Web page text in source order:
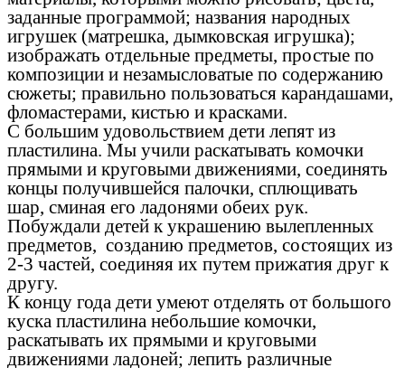
заданные программой; названия народных
игрушек (матрешка, дымковская игрушка);
изображать отдельные предметы, простые по
композиции и незамысловатые по содержанию
сюжеты; правильно пользоваться карандашами,
фломастерами, кистью и красками.
С большим удовольствием дети лепят из
пластилина. Мы учили раскатывать комочки
прямыми и круговыми движениями, соединять
концы получившейся палочки, сплющивать
шар, сминая его ладонями обеих рук.
Побуждали детей к украшению вылепленных
предметов, созданию предметов, состоящих из
2-3 частей, соединяя их путем прижатия друг к
другу.
К концу года дети умеют отделять от большого
куска пластилина небольшие комочки,
раскатывать их прямыми и круговыми
движениями ладоней; лепить различные